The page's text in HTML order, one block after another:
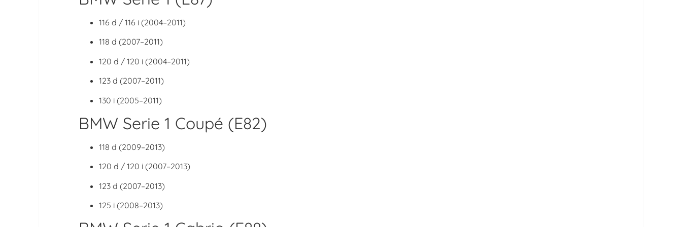
116 d / 116 i (2004–2011)
118 d (2007–2011)
120 d / 120 i (2004–2011)
123 d (2007–2011)
130 i (2005–2011)
BMW Serie 1 Coupé (E82)
118 d (2009–2013)
120 d / 120 i (2007–2013)
123 d (2007–2013)
125 i (2008–2013)